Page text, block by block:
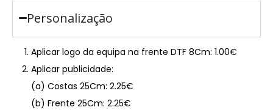
Personalização
Aplicar logo da equipa na frente DTF 8Cm: 1.00€
Aplicar publicidade:
(a) Costas 25Cm: 2.25€
(b) Frente 25Cm: 2.25€